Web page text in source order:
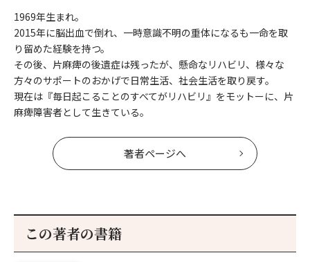
1969年生まれ。
2015年に脳出血で倒れ、一時意識不明の重体になるも一命を取
り留めた経験を持つ。
その後、片麻痺の後遺症は残ったが、懸命なリハビリ、様々な
方々のサポートのおかげで日常生活、社会生活を取り戻す。
現在は『毎日起こることのすべてがリハビリ』をモットーに、片
麻痺障害者として生きている。
著者ページへ
この著者の書籍